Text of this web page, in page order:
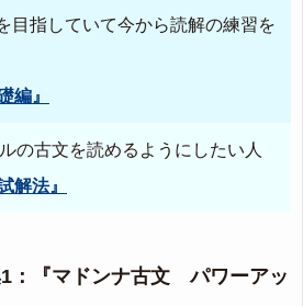
目指していて今から読解の練習を
編』
の古文を読めるようにしたい人
解法』
：『マドンナ古文 パワーアッ